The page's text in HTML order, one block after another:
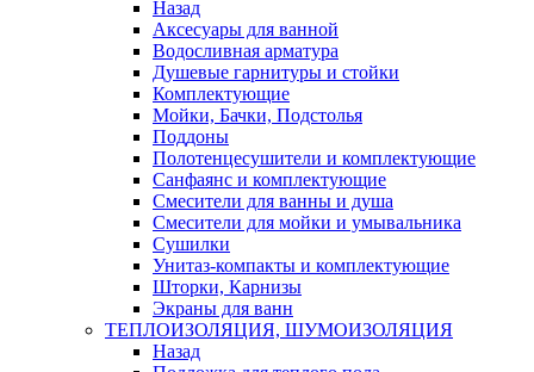
Назад
Аксесуары для ванной
Водосливная арматура
Душевые гарнитуры и стойки
Комплектующие
Мойки, Бачки, Подстолья
Поддоны
Полотенцесушители и комплектующие
Санфаянс и комплектующие
Смесители для ванны и душа
Смесители для мойки и умывальника
Сушилки
Унитаз-компакты и комплектующие
Шторки, Карнизы
Экраны для ванн
ТЕПЛОИЗОЛЯЦИЯ, ШУМОИЗОЛЯЦИЯ
Назад